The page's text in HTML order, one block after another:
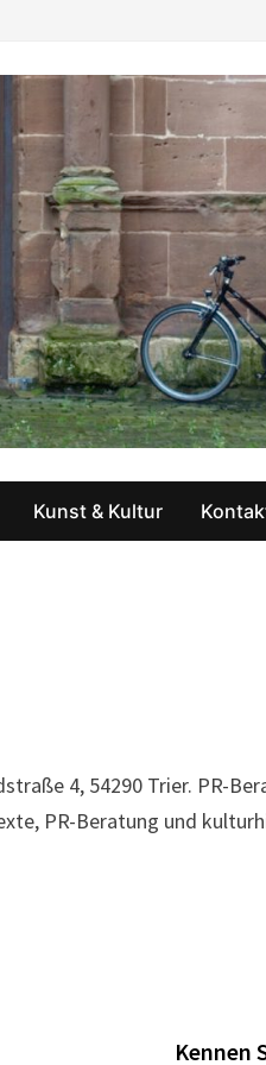
Kunst & Kultur
4, 54290 Trier. PR-
PR-Beratung und
Kennen